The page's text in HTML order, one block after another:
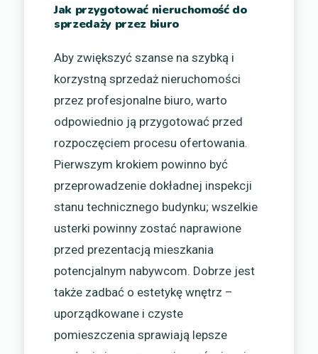
Jak przygotować nieruchomość do
sprzedaży przez biuro
Aby zwiększyć szanse na szybką i
korzystną sprzedaż nieruchomości
przez profesjonalne biuro, warto
odpowiednio ją przygotować przed
rozpoczęciem procesu ofertowania.
Pierwszym krokiem powinno być
przeprowadzenie dokładnej inspekcji
stanu technicznego budynku; wszelkie
usterki powinny zostać naprawione
przed prezentacją mieszkania
potencjalnym nabywcom. Dobrze jest
także zadbać o estetykę wnętrz –
uporządkowane i czyste
pomieszczenia sprawiają lepsze